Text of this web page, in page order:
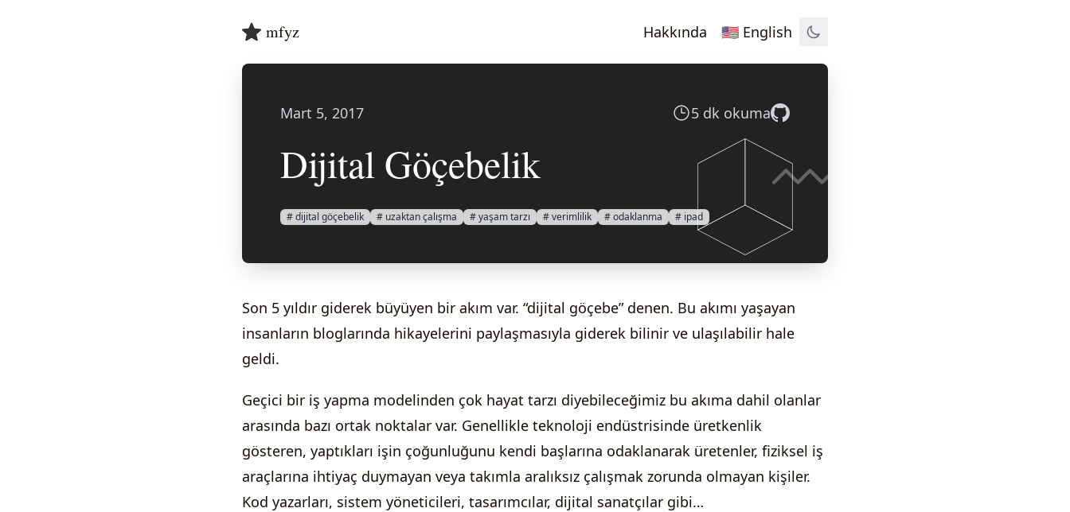
mfyz Hakkında 🇺🇸 English
Mart 5, 2017 5 dk okuma
Dijital Göçebelik
# dijital göçebelik # uzaktan çalışma # yaşam tarzı # verimlilik # odaklanma # ipad
Son 5 yıldır giderek büyüyen bir akım var. “dijital göçebe” denen. Bu akımı yaşayan
insanların bloglarında hikayelerini paylaşmasıyla giderek bilinir ve ulaşılabilir hale
geldi.
Geçici bir iş yapma modelinden çok hayat tarzı diyebileceğimiz bu akıma dahil olanlar
arasında bazı ortak noktalar var. Genellikle teknoloji endüstrisinde üretkenlik
gösteren, yaptıkları işin çoğunluğunu kendi başlarına odaklanarak üretenler, fiziksel iş
araçlarına ihtiyaç duymayan veya takımla aralıksız çalışmak zorunda olmayan kişiler.
Kod yazarları, sistem yöneticileri, tasarımcılar, dijital sanatçılar gibi…